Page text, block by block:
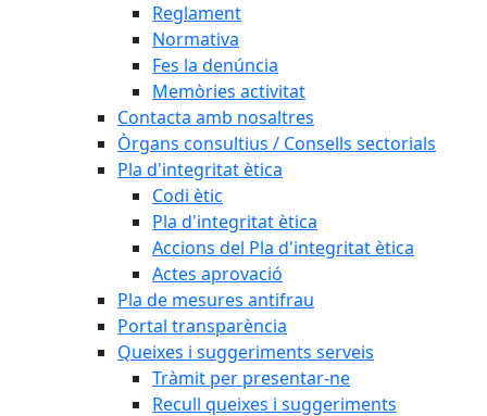
Reglament
Normativa
Fes la denúncia
Memòries activitat
Contacta amb nosaltres
Òrgans consultius / Consells sectorials
Pla d'integritat ètica
Codi ètic
Pla d'integritat ètica
Accions del Pla d'integritat ètica
Actes aprovació
Pla de mesures antifrau
Portal transparència
Queixes i suggeriments serveis
Tràmit per presentar-ne
Recull queixes i suggeriments